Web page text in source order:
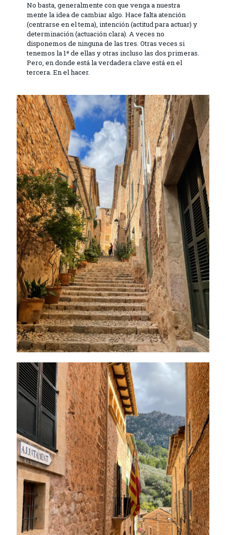
No basta, generalmente con que venga a nuestra
mente la idea de cambiar algo. Hace falta atención
(centrarse en el tema), intención (actitud para actuar) y
determinación (actuación clara). A veces no
disponemos de ninguna de las tres. Otras veces si
tenemos la 1ª de ellas y otras incluso las dos primeras.
Pero, en donde está la verdadera clave está en el
tercera. En el hacer.